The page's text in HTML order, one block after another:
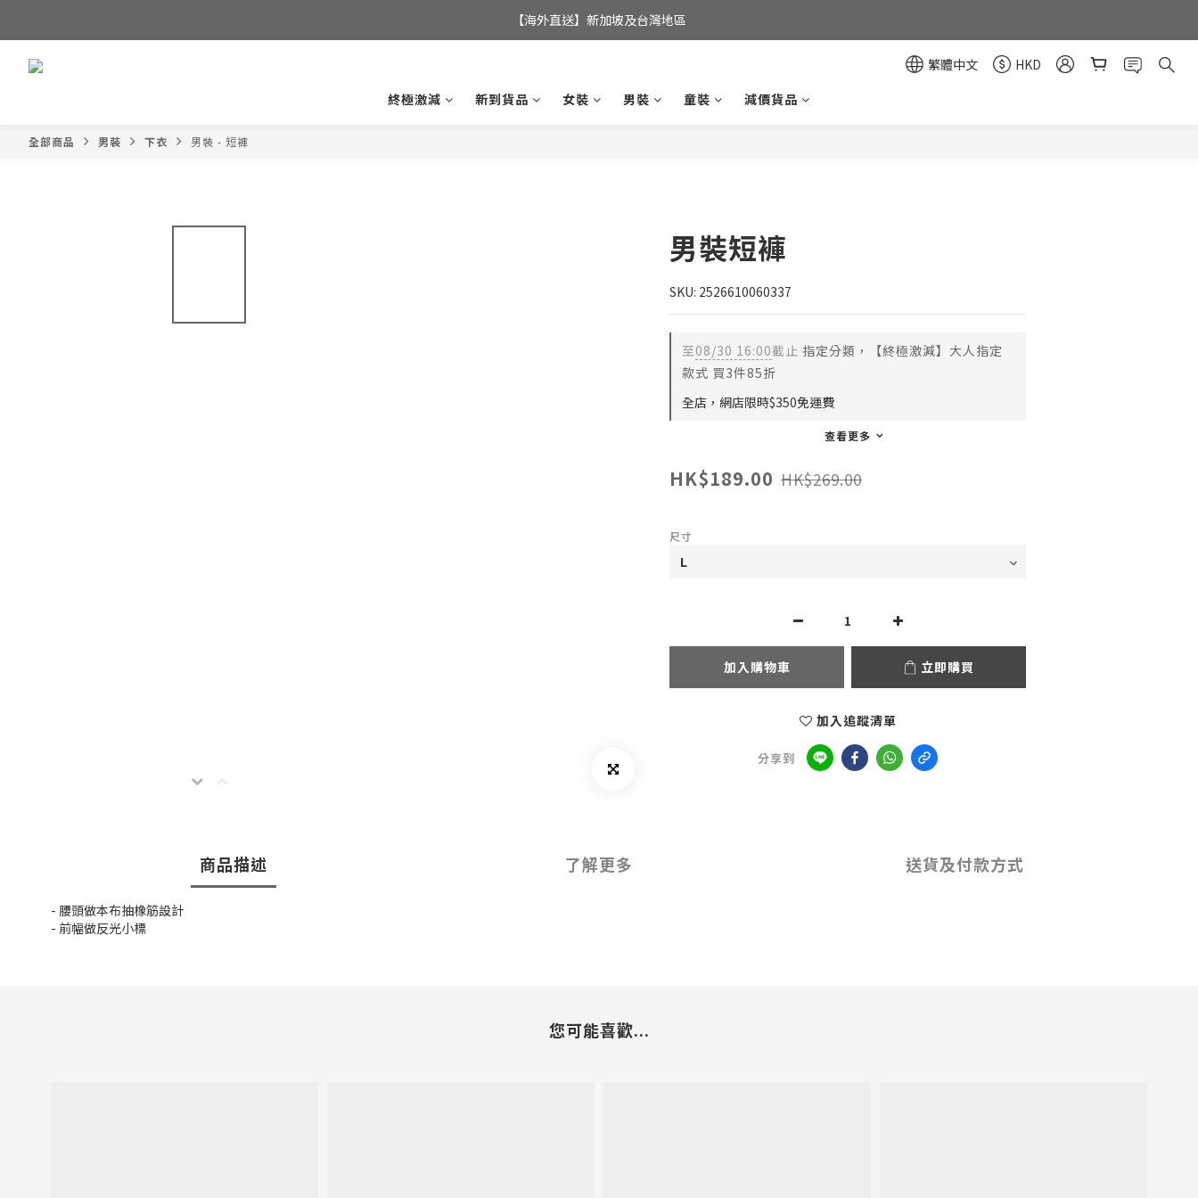
全店滿$350，即可享港澳地區免運費;
【海外直送】新加坡及台灣地區
繁體中文
HKD
終極激減
新到貨品 女裝 男裝 童裝 減價貨品
全部商品 男裝 下衣 男裝 - 短褲
男裝短褲
SKU: 2526610060337
至08/30 16:00截止 指定分類，【終極激減】大人指定
款式 買3件85折
全店，網店限時$350免運費
查看更多
HK$189.00 HK$269.00
尺寸
加入購物車 立即購買
加入追蹤清單
分享到
商品描述 了解更多 送貨及付款方式
- 腰頭做本布抽橡筋設計
- 前幅做反光小標
您可能喜歡...